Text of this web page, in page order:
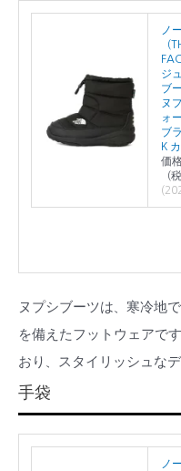
ノ
（
ジ
ブ
ヌ
ォ
ブ
K
価
（
ヌプシブーツは、寒冷地
を備えたフットウェアで
おり、スタイリッシュな
手袋
ノ